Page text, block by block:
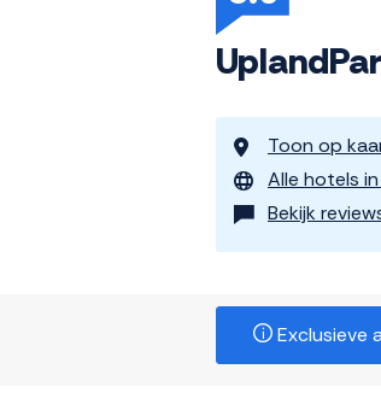
Toon op
Alle hotels
Bekijk
Exclusieve